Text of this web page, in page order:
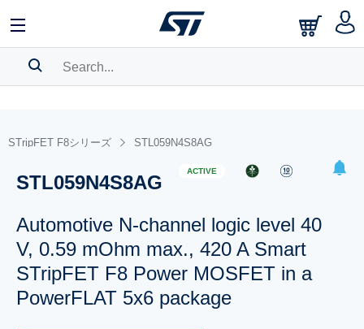
BOOKMARK
to show your saved searches.
STripFET F8シリーズ STL059N4S8AG
STL059N4S8AG
ACTIVE
Automotive N-channel logic level 40
V, 0.59 mOhm max., 420 A Smart
STripFET F8 Power MOSFET in a
PowerFLAT 5x6 package